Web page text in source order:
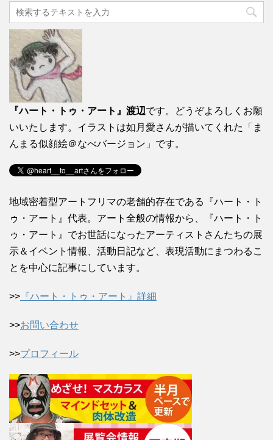
『ハート・トゥ・アート』渡辺です。どうぞよろしくお願
いいたします。イラストは如月愛さんが描いてくれた「ま
んまる似顔絵＠なべバージョン」です。
地域密着型アートフリマの老舗的存在である『ハート・ト
ゥ・アート』代表。アート全般の情報から、『ハート・ト
ゥ・アート』でお世話になったアーティストさんたちの展
示＆イベント情報、活動日記など、表現活動にまつわるこ
とを中心に記事にしています。
>> 『ハート・トゥ・アート』詳細
>>お問い合わせ
>>プロフィール